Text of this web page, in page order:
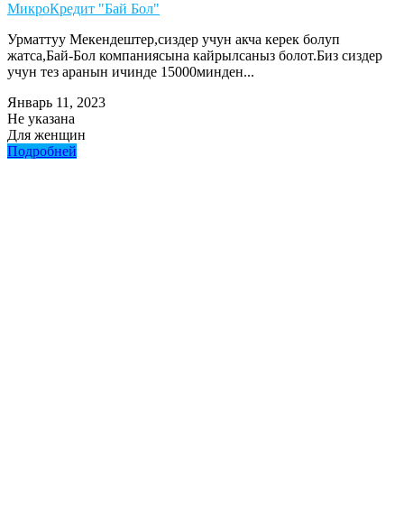
МикроКредит "Бай Бол"
Урматтуу Мекендештер,сиздер учун акча керек болуп
жатса,Бай-Бол компаниясына кайрылсаныз болот.Биз сиздер
учун тез аранын ичинде 15000минден...
Январь 11, 2023
Не указана
Для женщин
Подробней